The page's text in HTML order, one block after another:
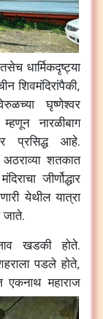
तसेच धार्मिकदृष्ट्या
शिवमंदिरांपैकी,
घृष्णेश्वर
म्हणून नारळीबाग
प्रसिद्ध आहे.
अठराव्या शतकात
मंदिराचा जीर्णोद्धार
येथील यात्रा
जाते.
खडकी होते.
पडले होते,
एकनाथ महाराज